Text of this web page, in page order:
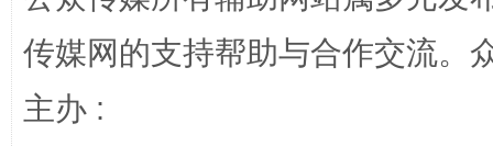
传媒网的支持帮助与合作交流。
主办 :